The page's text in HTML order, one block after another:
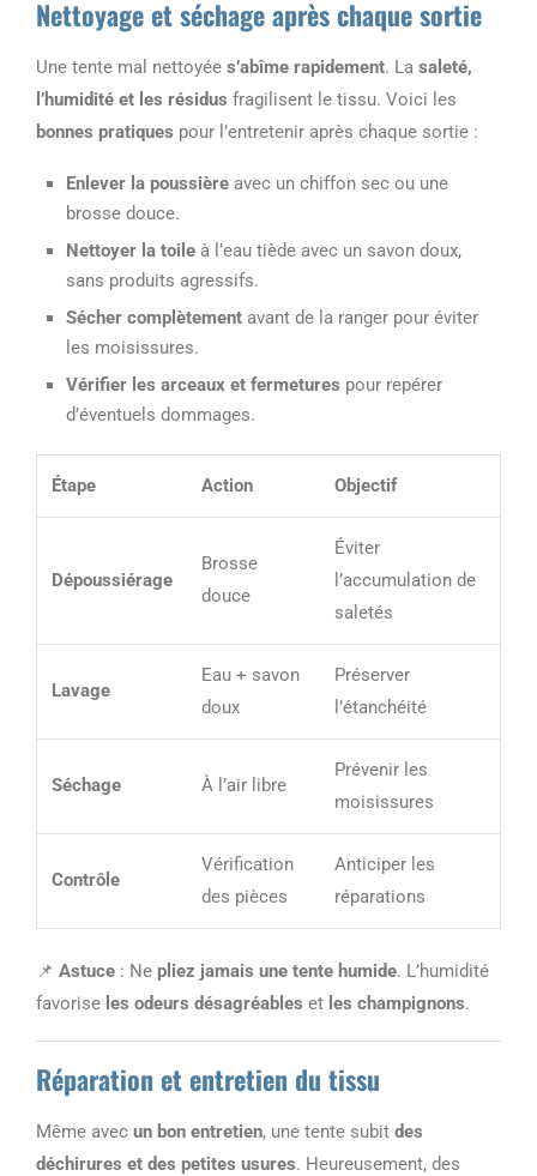
Nettoyage et séchage après chaque sortie
Une tente mal nettoyée s’abîme rapidement. La saleté,
l’humidité et les résidus fragilisent le tissu. Voici les
bonnes pratiques pour l’entretenir après chaque sortie :
Enlever la poussière avec un chiffon sec ou une
brosse douce.
Nettoyer la toile à l’eau tiède avec un savon doux,
sans produits agressifs.
Sécher complètement avant de la ranger pour éviter
les moisissures.
Vérifier les arceaux et fermetures pour repérer
d’éventuels dommages.
Étape Action Objectif
Dépoussiérage
Brosse
douce
Éviter
l’accumulation de
saletés
Lavage
Eau + savon
doux
Préserver
l’étanchéité
Séchage À l’air libre
Prévenir les
moisissures
Contrôle
Vérification
des pièces
Anticiper les
réparations
📌 Astuce : Ne pliez jamais une tente humide. L’humidité
favorise les odeurs désagréables et les champignons.
Réparation et entretien du tissu
Même avec un bon entretien, une tente subit des
déchirures et des petites usures. Heureusement, des